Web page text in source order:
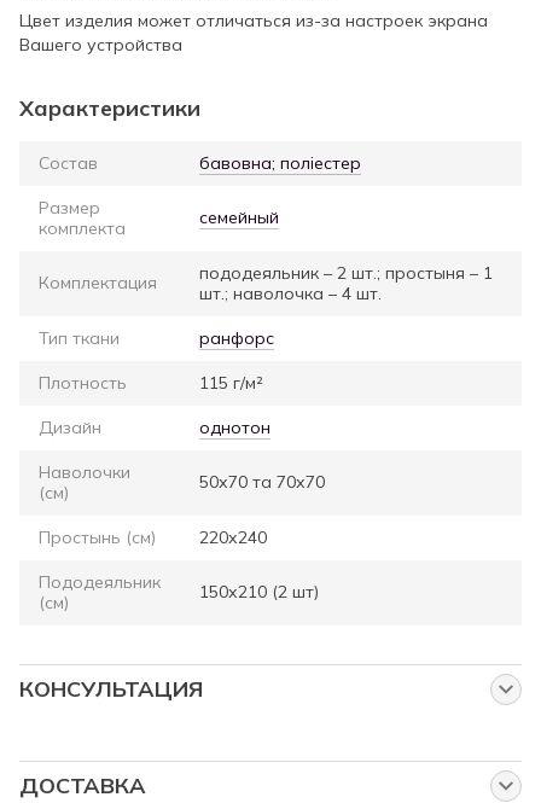
Цвет изделия может отличаться из-за настроек экрана
Вашего устройства
Характеристики
Состав бавовна; поліестер
Размер
комплекта
семейный
Комплектация
пододеяльник – 2 шт.; простыня – 1
шт.; наволочка – 4 шт.
Тип ткани ранфорс
Плотность 115 г/м²
Дизайн однотон
Наволочки
(см)
50х70 та 70х70
Простынь (см) 220х240
Пододеяльник
(см)
150х210 (2 шт)
КОНСУЛЬТАЦИЯ
Наши менеджеры работают для Вас:
ДОСТАВКА